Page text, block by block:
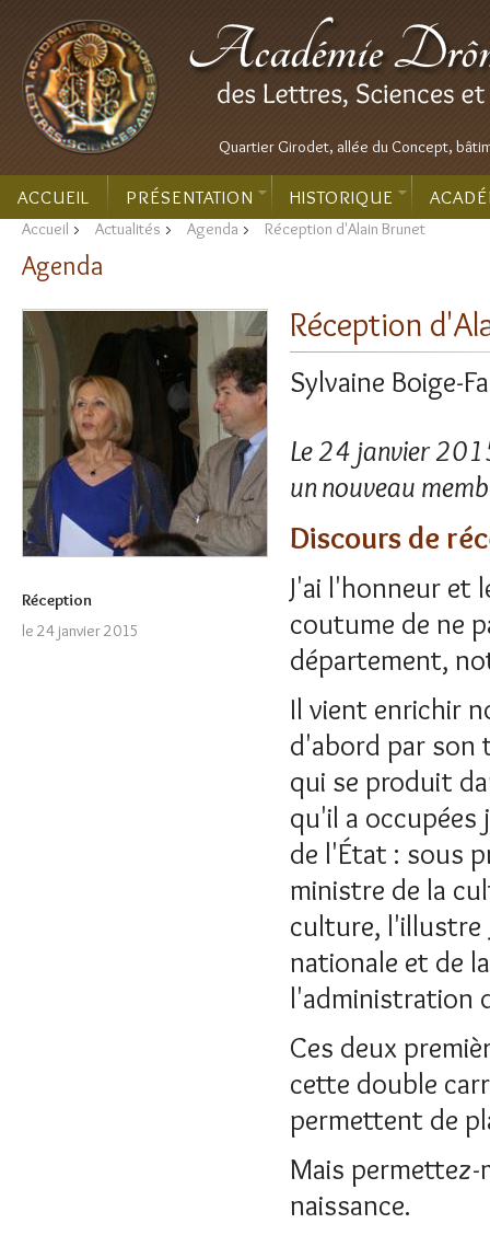
Quartier Girodet, allée du Concept,
ACCUEIL PRÉSENTATION HISTORIQUE
Accueil > Actualités > Agenda > Réception d'Alain Brunet
Agenda
Réception
le 24 janvier 2015
Réception
Sylvaine Boige-
Le 24 janvier
un nouveau
Discours de
J'ai l'honneur et
coutume de ne
département,
Il vient enrichir
d'abord par son
qui se produit
qu'il a
de l'État : sous
ministre de la
culture, l'illustre
nationale et de
l'administration
Ces deux
cette double
permettent de
Mais
naissance.